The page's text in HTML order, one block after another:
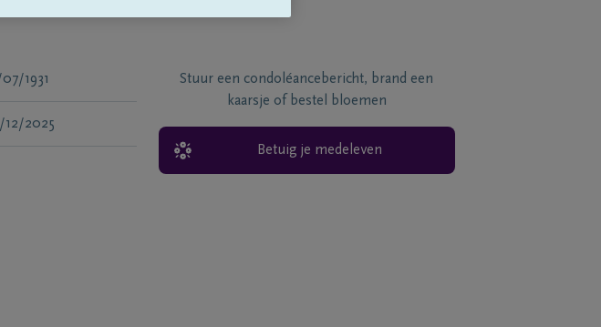
1931
12/2025
Stuur een condoléancebericht, brand een
kaarsje of bestel bloemen
Betuig je medeleven